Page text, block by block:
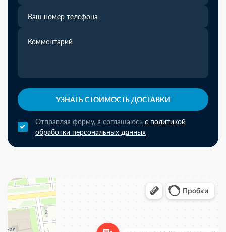
УЗНАТЬ СТОИМОСТЬ ДОСТАВКИ
Отправляя форму, я соглашаюсь с политикой
обработки персональных данных